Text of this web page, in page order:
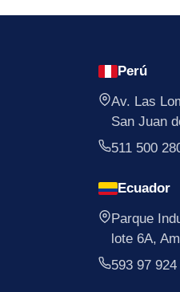
Perú
Av. Las
San Juan
511 500
Ecuador
Parque
lote 6A,
593 97 924